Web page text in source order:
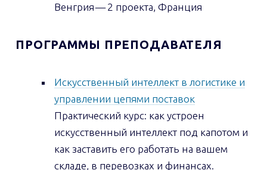
Венгрия — 2 проекта, Франция
ПРОГРАММЫ ПРЕПОДАВАТЕЛЯ
Искусственный интеллект в логистике и
управлении цепями поставок
Практический курс: как устроен
искусственный интеллект под капотом и
как заставить его работать на вашем
складе, в перевозках и финансах.